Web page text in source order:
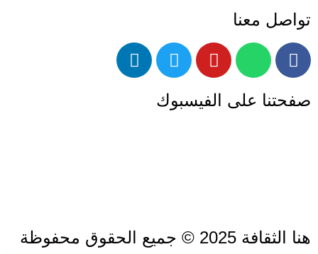
تواصل معنا
صفحتنا على الفيسبوك
هنا الثقافة 2025 © جميع الحقوق محفوظة